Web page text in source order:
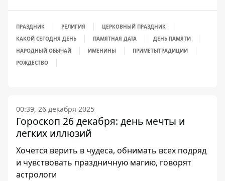
ПРАЗДНИК РЕЛИГИЯ
ЦЕРКОВНЫЙ ПРАЗДНИК
КАКОЙ СЕГОДНЯ ДЕНЬ
ПАМЯТНАЯ ДАТА
ДЕНЬ ПАМЯТИ
НАРОДНЫЙ ОБЫЧАЙ
ИМЕНИНЫ ПРИМЕТЫТРАДИЦИИ
РОЖДЕСТВО
00:39, 26 декабря 2025
Гороскоп 26 декабря: день мечты и
легких иллюзий
Хочется верить в чудеса, обнимать всех подряд
и чувствовать праздничную магию, говорят
астрологи